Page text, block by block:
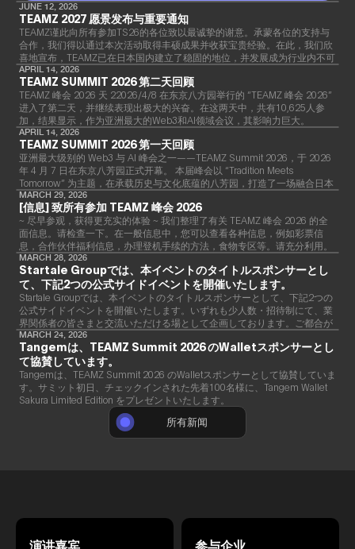
JUNE 12, 2026
TEAMZ 2027 愿景发布与重要通知
TEAMZ谨此向所有参加TS26的各位致以最诚挚的谢意。承蒙各位的支持与
合作，我们得以通过本次活动取得丰硕成果并收获宝贵经验。在此，我们欣
喜地宣布，TEAMZ已在日本国内建立了稳固的地位，并发展成为行业内不可
或缺的盛会。
APRIL 14, 2026
TEAMZ SUMMIT 2026 第二天回顾
TEAMZ 峰会 2026 天 22026/4/8 在东京八方园举行的 “TEAMZ 峰会 2026”
进入了第二天，并继续表现出极大的兴奋。在这两天中，共有10,625人参
加，结果显示，作为亚洲最大的Web3和AI领域会议，其影响力巨大。
APRIL 14, 2026
TEAMZ SUMMIT 2026 第一天回顾
亚洲最大级别的 Web3 与 AI 峰会之一——TEAMZ Summit 2026，于 2026
年 4 月 7 日在东京八芳园正式开幕。 本届峰会以 “Tradition Meets
Tomorrow” 为主题，在承载历史与文化底蕴的八芳园，打造了一场融合日本
传统精神与前沿科技创新的独特盛会。
MARCH 29, 2026
[信息] 致所有参加 TEAMZ 峰会 2026
~ 尽早参观，获得更充实的体验 ~ 我们整理了有关 TEAMZ 峰会 2026 的全
面信息。请检查一下。在一般信息中，您可以查看各种信息，例如彩票信
息，合作伙伴福利信息，办理登机手续的方法，食物专区等。请充分利用。
详情
MARCH 28, 2026
Startale Groupでは、本イベントのタイトルスポンサーとし
て、下記2つの公式サイドイベントを開催いたします。
Startale Groupでは、本イベントのタイトルスポンサーとして、下記2つの
公式サイドイベントを開催いたします。いずれも少人数・招待制にて、業
界関係者の皆さまと交流いただける場として企画しております。ご都合が
合いましたら、ぜひご参加ください。
MARCH 24, 2026
Tangemは、TEAMZ Summit 2026 のWalletスポンサーとし
て協賛しています。
Tangemは、TEAMZ Summit 2026 のWalletスポンサーとして協賛していま
す。サミット初日、チェックインされた先着100名様に、Tangem Wallet
Sakura Limited Edition をプレゼントいたします。
所有新闻
演讲嘉宾 参与企业